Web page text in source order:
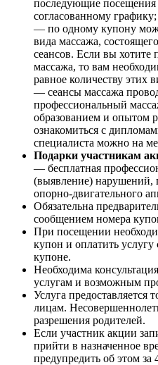
последующие
согласованному графику;
— по одному купону
вида массажа,
сеансов. Если вы хотите
массажа, то вам
равное количеству этих
— сеансы массажа
профессиональный
образованием и опытом
ознакомиться с
специалиста можно на
Подарки участникам
— бесплатная
(выявление) нарушений,
опорно-двигательного
Обязательна
сообщением номера
При посещении
купон и оплатить услугу
купоне.
Необходима
услугам и возможным
Услуга предоставляется
лицам.
разрешения родителей.
Если участник акции
прийти в назначенное
предупредить об этом за